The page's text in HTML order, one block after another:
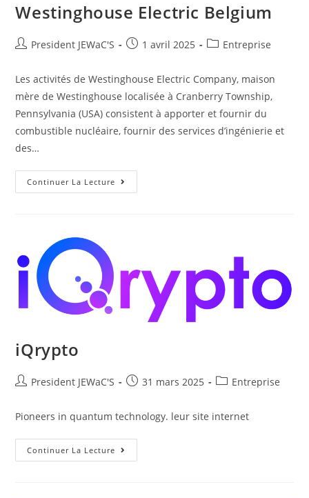
Westinghouse Electric Belgium
President JEWaC'S 1 avril 2025 Entreprise
Les activités de Westinghouse Electric Company, maison
mère de Westinghouse localisée à Cranberry Township,
Pennsylvania (USA) consistent à apporter et fournir du
combustible nucléaire, fournir des services d’ingénierie et
des…
Continuer La Lecture
iQrypto
President JEWaC'S 31 mars 2025 Entreprise
Pioneers in quantum technology. leur site internet
Continuer La Lecture